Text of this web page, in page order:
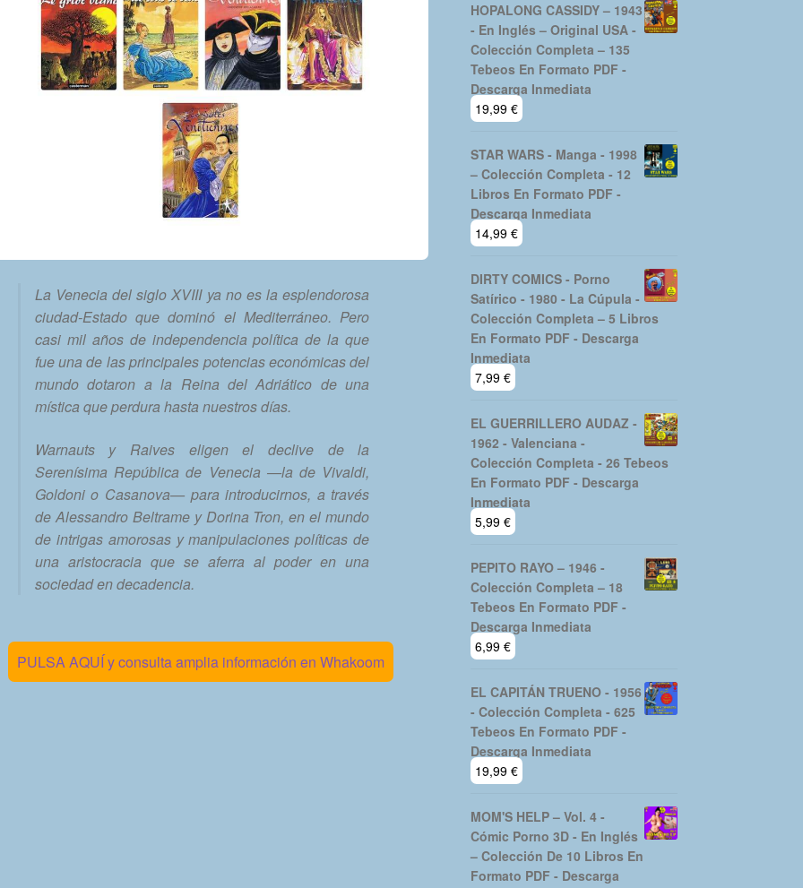
La Venecia del siglo XVIII ya no es la esplendorosa
ciudad-Estado que dominó el Mediterráneo. Pero
casi mil años de independencia política de la que
fue una de las principales potencias económicas del
mundo dotaron a la Reina del Adriático de una
mística que perdura hasta nuestros días.
Warnauts y Raives eligen el declive de la
Serenísima República de Venecia —la de Vivaldi,
Goldoni o Casanova— para introducirnos, a través
de Alessandro Beltrame y Dorina Tron, en el mundo
de intrigas amorosas y manipulaciones políticas de
una aristocracia que se aferra al poder en una
sociedad en decadencia.
PULSA AQUÍ y consulta amplia información en Whakoom
HOPALONG CASSIDY – 1943
- En Inglés – Original USA -
Colección Completa – 135
Tebeos En Formato PDF -
Descarga Inmediata
19,99 €
STAR WARS - Manga - 1998
– Colección Completa - 12
Libros En Formato PDF -
Descarga Inmediata
14,99 €
DIRTY COMICS - Porno
Satírico - 1980 - La Cúpula -
Colección Completa – 5 Libros
En Formato PDF - Descarga
Inmediata
7,99 €
EL GUERRILLERO AUDAZ -
1962 - Valenciana -
Colección Completa - 26 Tebeos
En Formato PDF - Descarga
Inmediata
5,99 €
PEPITO RAYO – 1946 -
Colección Completa – 18
Tebeos En Formato PDF -
Descarga Inmediata
6,99 €
EL CAPITÁN TRUENO - 1956
- Colección Completa - 625
Tebeos En Formato PDF -
Descarga Inmediata
19,99 €
MOM'S HELP – Vol. 4 -
Cómic Porno 3D - En Inglés
– Colección De 10 Libros En
Formato PDF - Descarga